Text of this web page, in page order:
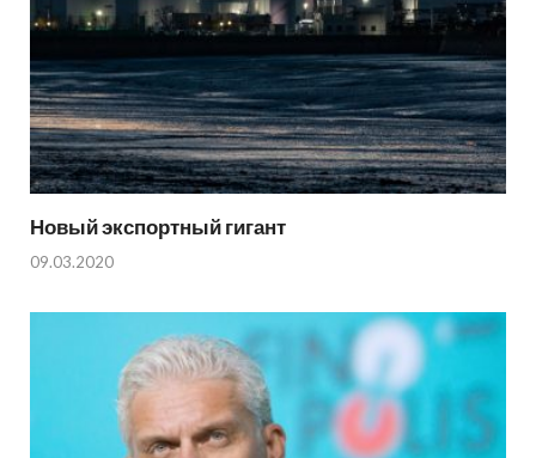
Новый экспортный гигант
09.03.2020